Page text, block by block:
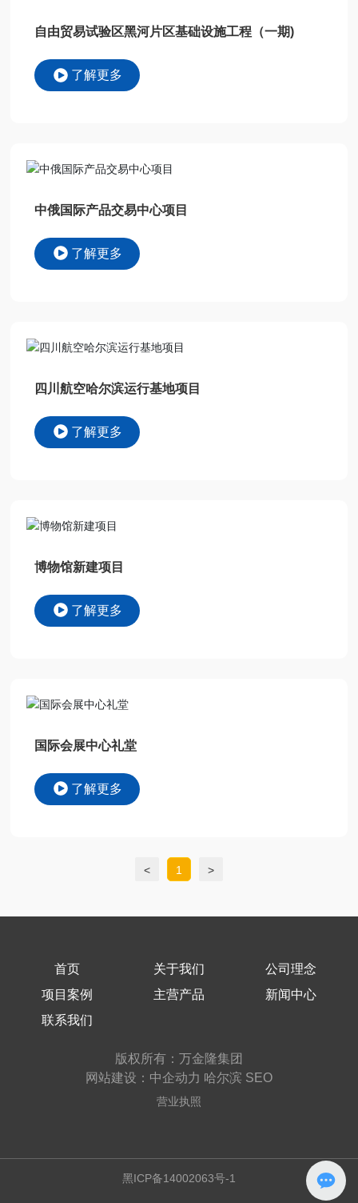
自由贸易试验区黑河片区基础设施工程（一期)
了解更多
中俄国际产品交易中心项目
了解更多
四川航空哈尔滨运行基地项目
了解更多
博物馆新建项目
了解更多
国际会展中心礼堂
了解更多
< 1 >
首页 关于我们
公司理念
项目案例
主营产品
新闻中心
联系我们
版权所有：万金隆集团
网站建设： 中企动力 哈尔滨 SEO
营业执照
黑ICP备14002063号-1